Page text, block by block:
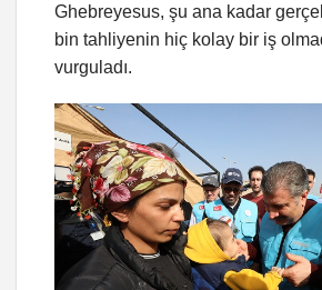
Ghebreyesus, şu ana kadar
bin tahliyenin hiç kolay bir iş
vurguladı.